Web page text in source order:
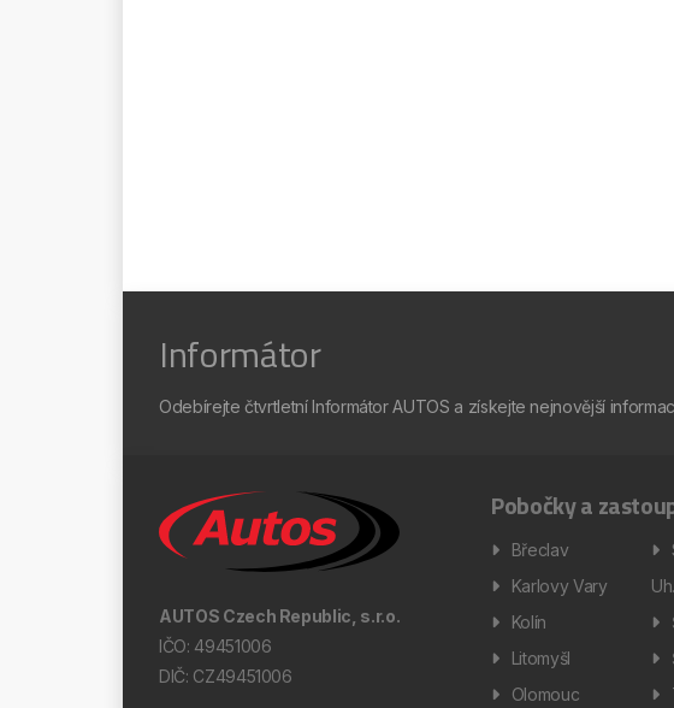
Informátor
Odebírejte čtvrtletní Informátor AUTOS a získejte nejnovější
AUTOS Czech Republic, s.r.o.
IČO: 49451006
DIČ: CZ49451006
Pobočky a
Břeclav
Karlovy Vary
Kolín
Litomyšl
Olomouc